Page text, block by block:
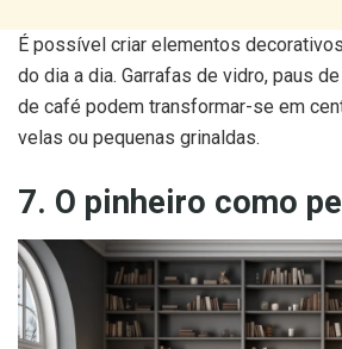
É possível criar elementos
do dia a dia. Garrafas de vidro, paus
de café podem transformar-se em
velas ou pequenas grinaldas.
7. O pinheiro como